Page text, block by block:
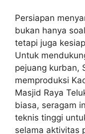
Persiapan
bukan hanya
tetapi juga
Untuk
pejuang kurban,
memproduksi
Masjid Raya
biasa, seragam
teknis tinggi
selama aktivitas